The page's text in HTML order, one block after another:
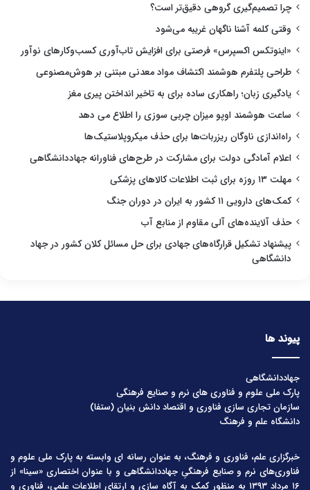
چرا تصمیم‌گیری گروهی دقیق‌تر است؟
وقتی کلمه آشنا ناگهان غریبه می‌شود
«اینوتکس اکسپرس» فرصتی برای افزایش تاب‌آوری کسب‌وکارهای نوآور
طراحی پلتفرم هوشمند اکتشاف مواد معدنی مبتنی بر هوش‌مصنوعی
یادگیری زبان؛ راهکاری ساده برای به تاخیر انداختن پیری مغز
ساعت هوشمند اوپو میزان چربی سوزی را اطلاع می دهد
راه‌اندازی ناوگان ریزربات‌ها برای حذف میکروپلاستیک‌ها
اعلام آمادگی دولت برای مشارکت در طرح‌های فناورانه جهاددانشگاهی
مهلت ۱۳ روزه برای ثبت اطلاعات کالاهای پزشکی
کمک‌های دارویی ۱۱ کشور به ایران در دوران جنگ
حذف آلاینده‌های آلی مقاوم از منابع آب
پیشنهاد تشکیل قرارگاه‌های جهادی برای حل مسائل کلان کشور در جهاد
دانشگاهی
پیوند ها
جهاددانشگاهی
پارک ملی علوم و فناوری های نرم و صنایع فرهنگی
سازمان تجاری سازی فناوری و اقتصاد دانش بنیان (ستفا)
دانشگاه علم و فرهنگ
خبرگزاری علم، فناوری و فرهنگ، به عنوان رسانه ای وابسته به پارک ملی علوم و
فناوری‌های نرم و صنایع فرهنگیِ جهاددانشگاهی و با عنوان اختصاری «سینا» از
۱۶ مرداد ۱۳۹۳ به منظور کمک به آگاه سازی و ارتقای اطلاعات علمی، فناوری و